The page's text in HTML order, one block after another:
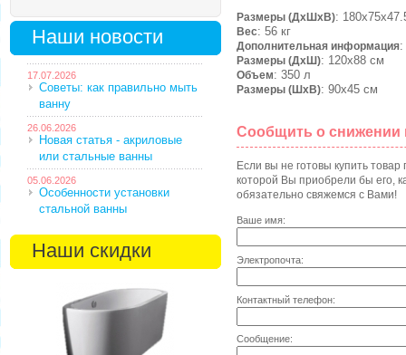
Наши новости
17.07.2026
Советы: как правильно мыть
ванну
26.06.2026
Новая статья - акриловые
или стальные ванны
05.06.2026
Особенности установки
стальной ванны
Наши скидки
Размеры (ДхШхВ):
Вес: 56 кг
Дополнительная информация:
Размеры (ДхШ): 120х88 см
Объем: 350 л
Размеры (ШхВ): 90х45 см
Сообщить о снижении
Если вы не готовы купить
которой Вы приобрели бы его,
обязательно свяжемся с Вами!
Ваше имя:
Электропочта:
Контактный телефон:
Сообщение: